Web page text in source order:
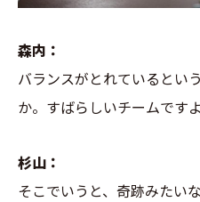
森内：
バランスがとれているとい
か。すばらしいチームですよ
杉山：
そこでいうと、奇跡みたい